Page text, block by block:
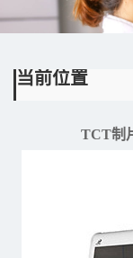
当前位置
TCT制